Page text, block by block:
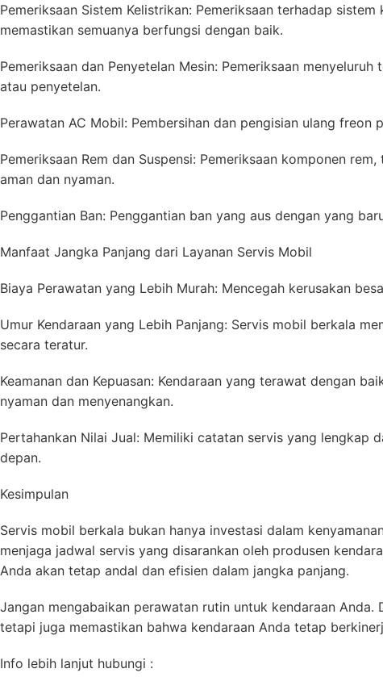
Pemeriksaan Sistem Kelistrikan: Pemeriksaan terhadap
memastikan semuanya berfungsi dengan baik.
Pemeriksaan dan Penyetelan Mesin: Pemeriksaan
atau penyetelan.
Perawatan AC Mobil: Pembersihan dan pengisian ulang
Pemeriksaan Rem dan Suspensi: Pemeriksaan komponen
aman dan nyaman.
Penggantian Ban: Penggantian ban yang aus dengan yang
Manfaat Jangka Panjang dari Layanan Servis Mobil
Biaya Perawatan yang Lebih Murah: Mencegah kerusakan
Umur Kendaraan yang Lebih Panjang: Servis mobil berkala
secara teratur.
Keamanan dan Kepuasan: Kendaraan yang terawat dengan
nyaman dan menyenangkan.
Pertahankan Nilai Jual: Memiliki catatan servis yang lengkap
depan.
Kesimpulan
Servis mobil berkala bukan hanya investasi dalam
menjaga jadwal servis yang disarankan oleh produsen
Anda akan tetap andal dan efisien dalam jangka panjang.
Jangan mengabaikan perawatan rutin untuk kendaraan
tetapi juga memastikan bahwa kendaraan Anda tetap
Info lebih lanjut hubungi :